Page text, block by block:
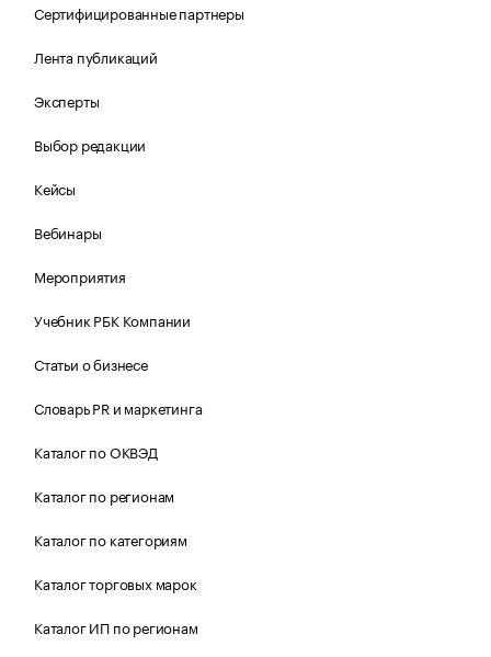
Сертифицированные партнеры
Лента публикаций
Эксперты
Выбор редакции
Кейсы
Вебинары
Мероприятия
Учебник РБК Компании
Статьи о бизнесе
Словарь PR и маркетинга
Каталог по ОКВЭД
Каталог по регионам
Каталог по категориям
Каталог торговых марок
Каталог ИП по регионам